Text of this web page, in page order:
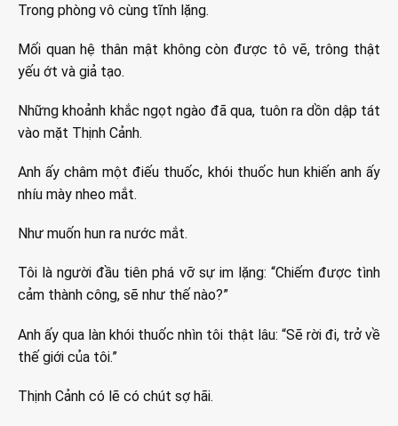
Trong phòng vô cùng tĩnh lặng.
Mối quan hệ thân mật không còn được tô vẽ, trông thật
yếu ớt và giả tạo.
Những khoảnh khắc ngọt ngào đã qua, tuôn ra dồn dập tát
vào mặt Thịnh Cảnh.
Anh ấy châm một điếu thuốc, khói thuốc hun khiến anh ấy
nhíu mày nheo mắt.
Như muốn hun ra nước mắt.
Tôi là người đầu tiên phá vỡ sự im lặng: “Chiếm được tình
cảm thành công, sẽ như thế nào?”
Anh ấy qua làn khói thuốc nhìn tôi thật lâu: “Sẽ rời đi, trở về
thế giới của tôi.”
Thịnh Cảnh có lẽ có chút sợ hãi.